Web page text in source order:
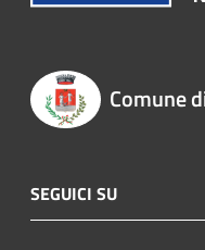
Comune
SEGUICI SU